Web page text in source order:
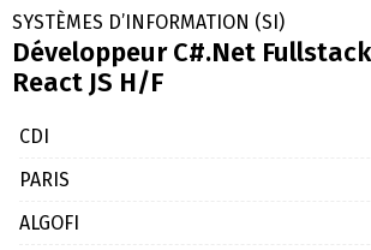
SYSTÈMES D’INFORMATION (SI)
Développeur C#.Net
React JS H/F
CDI
PARIS
ALGOFI